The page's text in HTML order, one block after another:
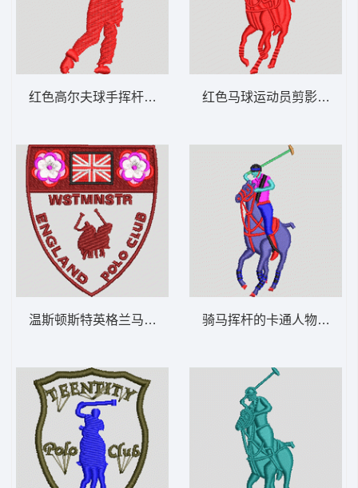
红色高尔夫球手挥杆剪影 保罗 骑马 polo 男
温斯顿斯特英格兰马球俱乐部徽章 保罗 骑马
红色马球运动员剪影 保罗
骑马挥杆的卡通人物 保罗